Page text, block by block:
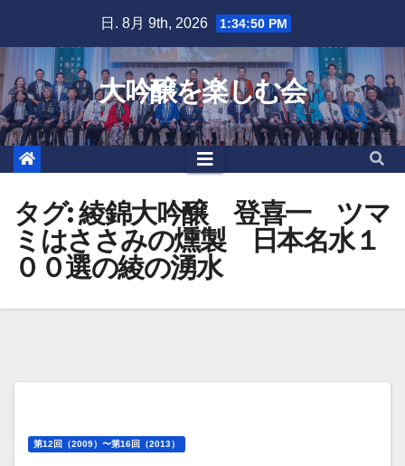
content
日. 8月 9th, 2026 1:34:50 PM
大吟醸を楽しむ会
タグ:綾錦大吟醸 登喜一 ツマ
ミはささみの燻製 日本名水１
００選の綾の湧水
第12回（2009）〜第16回（2013）